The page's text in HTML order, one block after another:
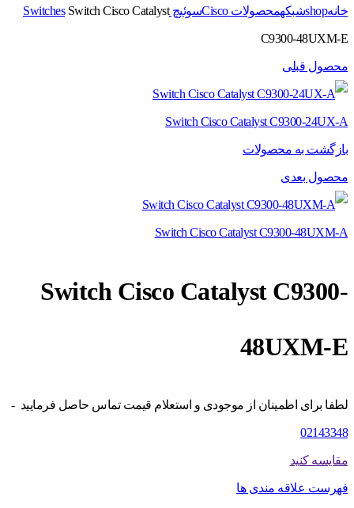
خانهshopشبکهمحصولات Cisco سوئیچ SwitchesSwitch Cisco Catalyst
C9300-48UXM-E
محصول قبلی
Switch Cisco Catalyst C9300-24UX-A
بازگشت به محصولات
محصول بعدی
Switch Cisco Catalyst C9300-48UXM-A
Switch Cisco Catalyst C9300-
48UXM-E
لطفا برای اطمینان از موجودی و استعلام قیمت تماس حاصل فرمایید -
02143348
مقایسه کنید
فهرست علاقه مندی ها